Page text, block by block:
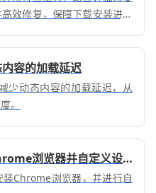
效修复，保障下载安装进度
容的加载延迟
少动态内容的加载延迟，从
。
如何在Mac上下载并安装Chrome浏览器并自定义设置
Chrome浏览器，并进行自